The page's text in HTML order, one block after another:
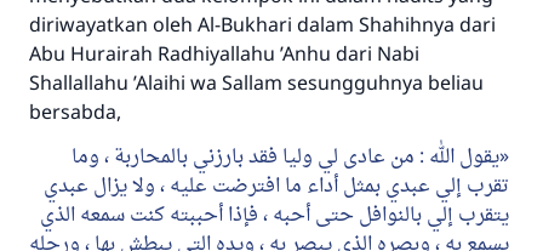
diriwayatkan oleh Al-Bukhari dalam Shahihnya dari
Abu Hurairah Radhiyallahu ’Anhu dari Nabi
Shallallahu ’Alaihi wa Sallam sesungguhnya beliau
bersabda,
يقول الله : من عادى لي وليا فقد بارزني بالمحاربة ، وما
تقرب إلي عبدي بمثل أداء ما افترضت عليه ، ولا يزال عبدي
يتقرب إلي بالنوافل حتى أحبه ، فإذا أحببته كنت سمعه الذي
يسمع به ، وبصره الذي يبصر به ، ويده التي يبطش بها ، ورجله
Saham